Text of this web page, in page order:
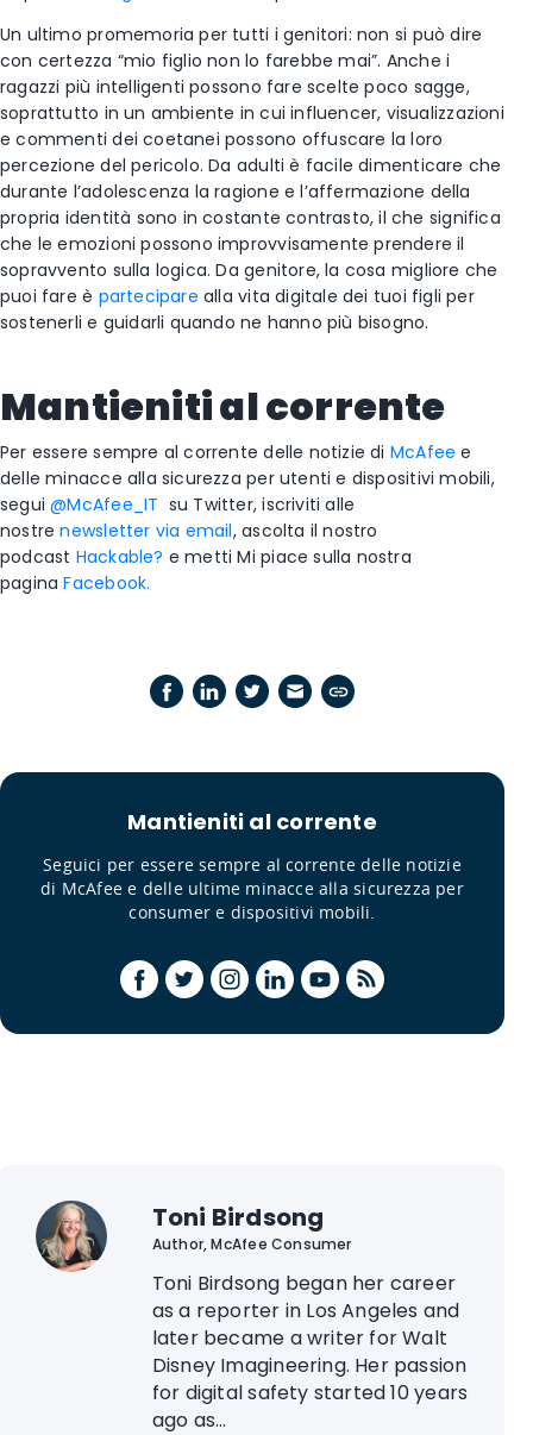
Un ultimo promemoria per tutti i genitori: non si può dire
con certezza “mio figlio non lo farebbe mai”. Anche i
ragazzi più intelligenti possono fare scelte poco sagge,
soprattutto in un ambiente in cui influencer, visualizzazioni
e commenti dei coetanei possono offuscare la loro
percezione del pericolo. Da adulti è facile dimenticare che
durante l’adolescenza la ragione e l’affermazione della
propria identità sono in costante contrasto, il che significa
che le emozioni possono improvvisamente prendere il
sopravvento sulla logica. Da genitore, la cosa migliore che
puoi fare è parteciparealla vita digitale dei tuoi figli per
sostenerli e guidarli quando ne hanno più bisogno.
Mantieniti al corrente
Per essere sempre al corrente delle notizie di McAfee e
delle minacce alla sicurezza per utenti e dispositivi mobili,
segui@McAfee_IT su Twitter, iscriviti alle
nostrenewsletter via email, ascolta il nostro
podcast Hackable? e metti Mi piace sulla nostra
paginaFacebook.
Mantieniti al corrente
Seguici per essere sempre al corrente delle notizie
di McAfee e delle ultime minacce alla sicurezza per
consumer e dispositivi mobili.
Toni Birdsong
Author, McAfee Consumer
Toni Birdsong began her career
as a reporter in Los Angeles and
later became a writer for Walt
Disney Imagineering. Her passion
for digital safety started 10 years
ago as...